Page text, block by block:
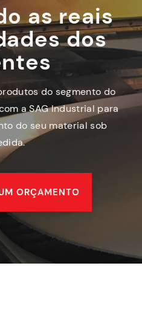
as reais
dos
do segmento do
a SAG Industrial para
do seu material sob
ORÇAMENTO